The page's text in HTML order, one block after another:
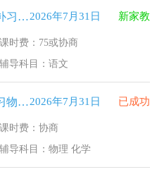
2026-2-3
教育部关于做好2026年普通高校招生工作的通知 [教学(
江苏33个！教育部最新认定2025年第一批义务教育优质均
2025-12-1
鼓楼区中青大厦初一男生需要补习语文2026年7月31日 新家教
课时费：75或协商
辅导科目：语文
栖霞区御龙湾高二女生需要补习物理 化学2026年7月31日 已成功
课时费：协商
辅导科目：物理 化学